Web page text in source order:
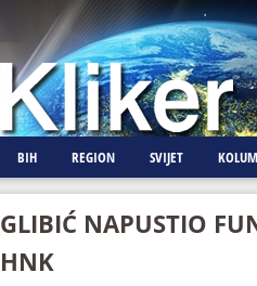
BIH REGION SVIJET
GLIBIĆ NAPUSTIO
HNK